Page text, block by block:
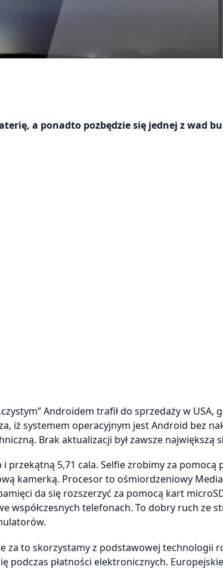
a ponadto pozbędzie się jednej z wad
Androidem trafił do sprzedaży w USA,
iż systemem operacyjnym jest Android bez
Brak aktualizacji był zawsze największą
przekątną 5,71 cala. Selfie zrobimy za
kamerką. Procesor to ośmiordzeniowy
da się rozszerzyć za pomocą kart
współczesnych telefonach. To dobry ruch ze
za to skorzystamy z podstawowej technologii
podczas płatności elektronicznych.